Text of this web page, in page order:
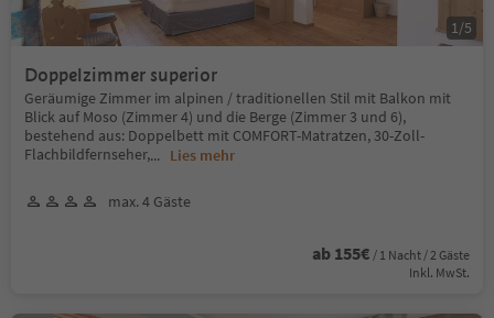
Doppelzimmer superior
Geräumige Zimmer im alpinen / traditionellen Stil mit Balkon mit
Blick auf Moso (Zimmer 4) und die Berge (Zimmer 3 und 6),
bestehend aus: Doppelbett mit COMFORT-Matratzen, 30-Zoll-
Flachbildfernseher,... Lies mehr
max. 4 Gäste
ab 155€ / 1 Nacht / 2 Gäste
Inkl. MwSt.
1 /5